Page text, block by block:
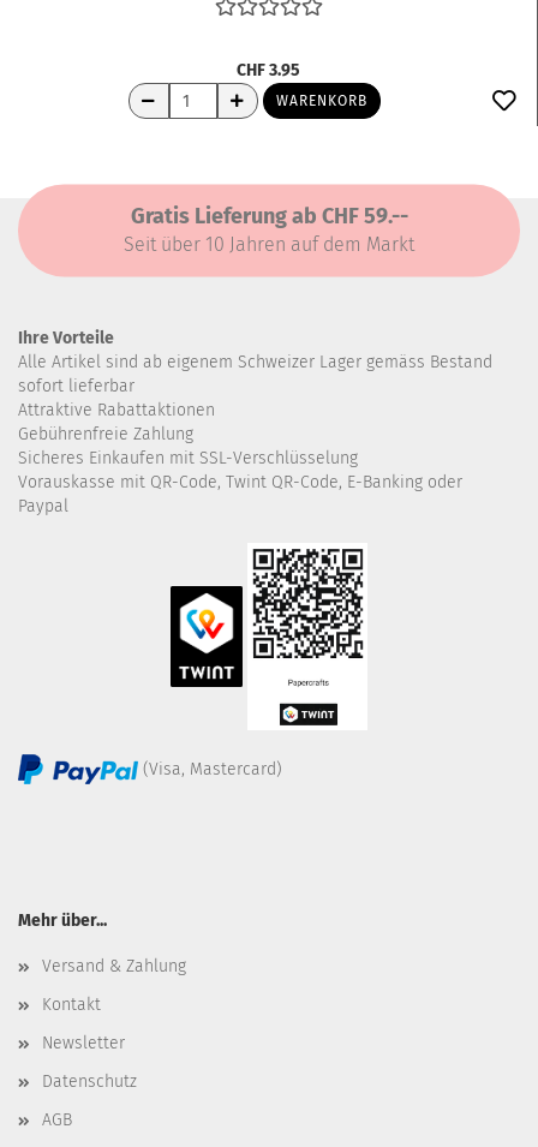
CHF 3.95
WARENKORB
Gratis Lieferung ab CHF 59.--
Seit über 10 Jahren auf dem Markt
Ihre Vorteile
Alle Artikel sind ab eigenem Schweizer Lager gemäss Bestand
sofort lieferbar
Attraktive Rabattaktionen
Gebührenfreie Zahlung
Sicheres Einkaufen mit SSL-Verschlüsselung
Vorauskasse mit QR-Code, Twint QR-Code, E-Banking oder
Paypal
(Visa, Mastercard)
Mehr über...
Versand & Zahlung
Kontakt
Newsletter
Datenschutz
AGB